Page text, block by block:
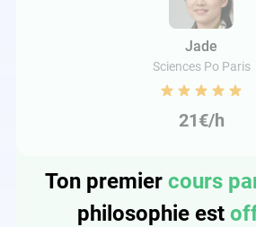
Jade
Sciences Po Paris
21€/h
Ton premier cours
philosophie est